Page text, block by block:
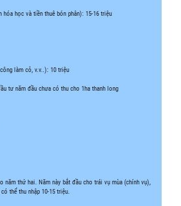
hóa học và tiền thuê bón phân): 15-16 triệu
làm cỏ, v.v..): 10 triệu
tư năm đầu chưa có thu cho 1ha thanh long
năm thứ hai. Năm này bắt đầu cho trái vụ mùa (chính vụ),
thể thu nhập 10-15 triệu.